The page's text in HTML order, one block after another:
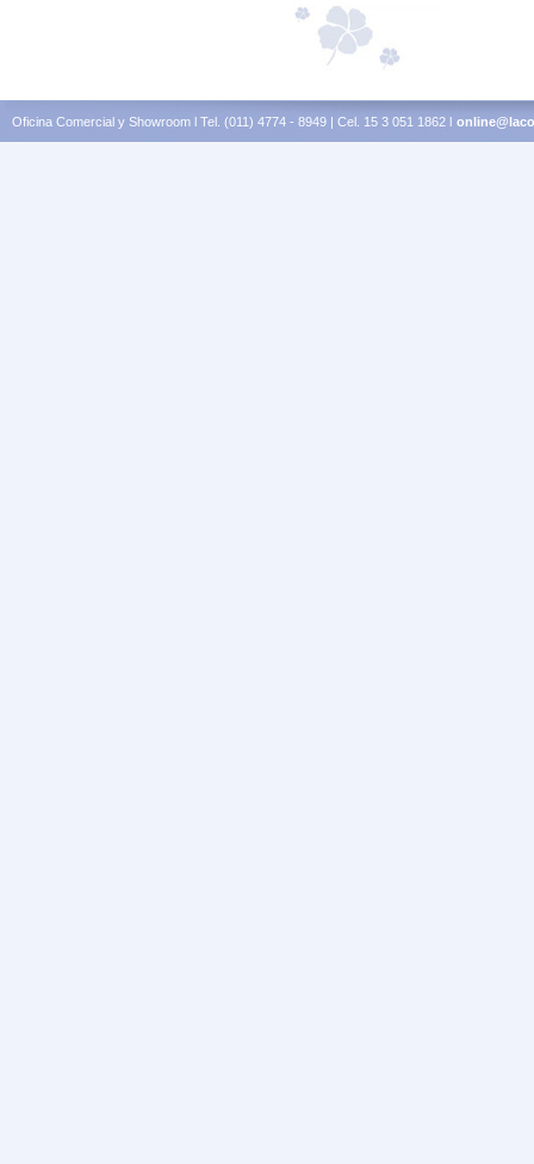
Oficina Comercial y Showroom l Tel. (011) 4774 - 8949 | Cel. 15 3 051 1862 l